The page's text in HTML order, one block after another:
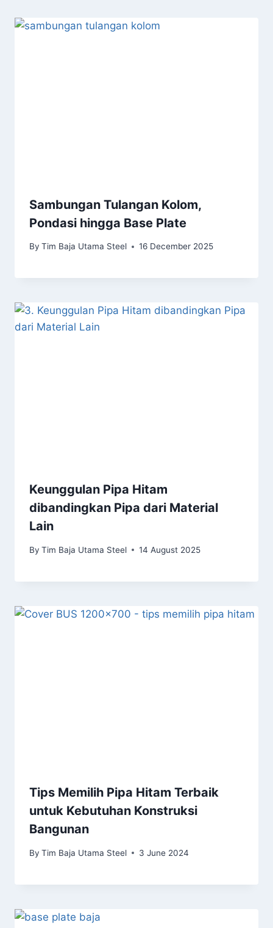
Sambungan Tulangan Kolom,
Pondasi hingga Base Plate
By Tim Baja Utama Steel 16 December 2025
Keunggulan Pipa Hitam
dibandingkan Pipa dari Material
Lain
By Tim Baja Utama Steel 14 August 2025
Tips Memilih Pipa Hitam Terbaik
untuk Kebutuhan Konstruksi
Bangunan
By Tim Baja Utama Steel 3 June 2024